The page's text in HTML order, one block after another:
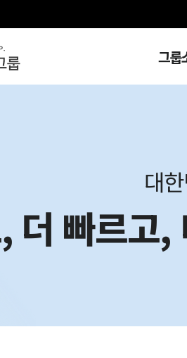
그룹
대
더 빠르고